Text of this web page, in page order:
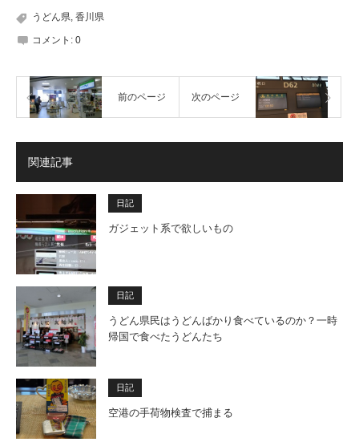
うどん県, 香川県
コメント: 0
前のページ 次のページ
関連記事
日記
ガジェット系で欲しいもの
日記
うどん県民はうどんばかり食べているのか？一時
帰国で食べたうどんたち
日記
空港の手荷物検査で捕まる